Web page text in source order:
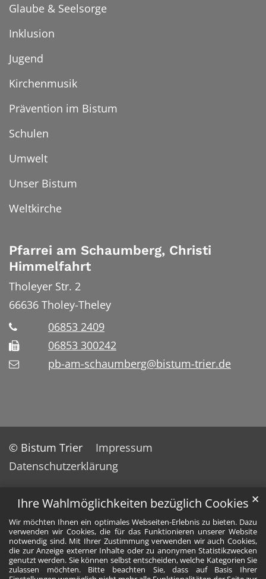
Ihre Wahlmöglichkeiten bezüglich Cookies
Wir möchten Ihnen ein optimales Webseiten-Erlebnis zu bieten. Dazu
verwenden wir Cookies, die für das Funktionieren unserer Website
notwendig sind. Mit Ihrer Zustimmung verwenden wir auch Cookies,
die zur Anzeige externer Inhalte oder zu anonymen Statistikzwecken
genutzt werden. Sie können selbst entscheiden, welche Kategorien Sie
zulassen möchten. Bitte beachten Sie, dass auf Basis Ihrer
✕
Glaube & Seelsorge
Inklusion
Jugend
Kirchenmusik
Prävention im Bistum
Schulen
Umwelt
Unser Bistum
Weltkirche
Pfarrei am Schaumberg, Christi
Himmelfahrt
Tholeyer Str. 2
66636 Tholey-Theley
06853 2409
06853 300242
pb-am-schaumberg@bistum-trier.de
© Bistum Trier
Impressum
Datenschutzerklärung